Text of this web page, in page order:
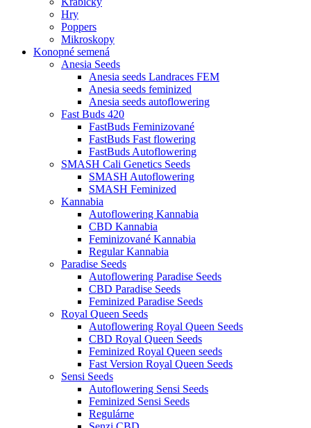
Hry
Poppers
Mikroskopy
Konopné semená
Anesia Seeds
Anesia seeds Landraces FEM
Anesia seeds feminized
Anesia seeds autoflowering
Fast Buds 420
FastBuds Feminizované
FastBuds Fast flowering
FastBuds Autoflowering
SMASH Cali Genetics Seeds
SMASH Autoflowering
SMASH Feminized
Kannabia
Autoflowering Kannabia
CBD Kannabia
Feminizované Kannabia
Regular Kannabia
Paradise Seeds
Autoflowering Paradise Seeds
CBD Paradise Seeds
Feminized Paradise Seeds
Royal Queen Seeds
Autoflowering Royal Queen Seeds
CBD Royal Queen Seeds
Feminized Royal Queen seeds
Fast Version Royal Queen Seeds
Sensi Seeds
Autoflowering Sensi Seeds
Feminized Sensi Seeds
Regulárne